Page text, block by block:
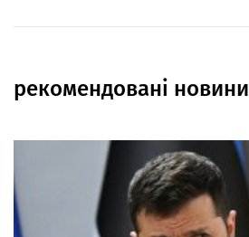
рекомендовані новини